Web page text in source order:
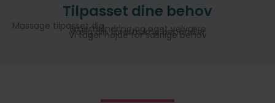
Tilpasset dine behov
Massage tilpasset digSmertelindring og øget velvære
Vælg din forettrukne behandler
Vi tager højde for særlige behov